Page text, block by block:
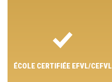
ÉCOLE CERTIFIÉE EFVL/CEFVL